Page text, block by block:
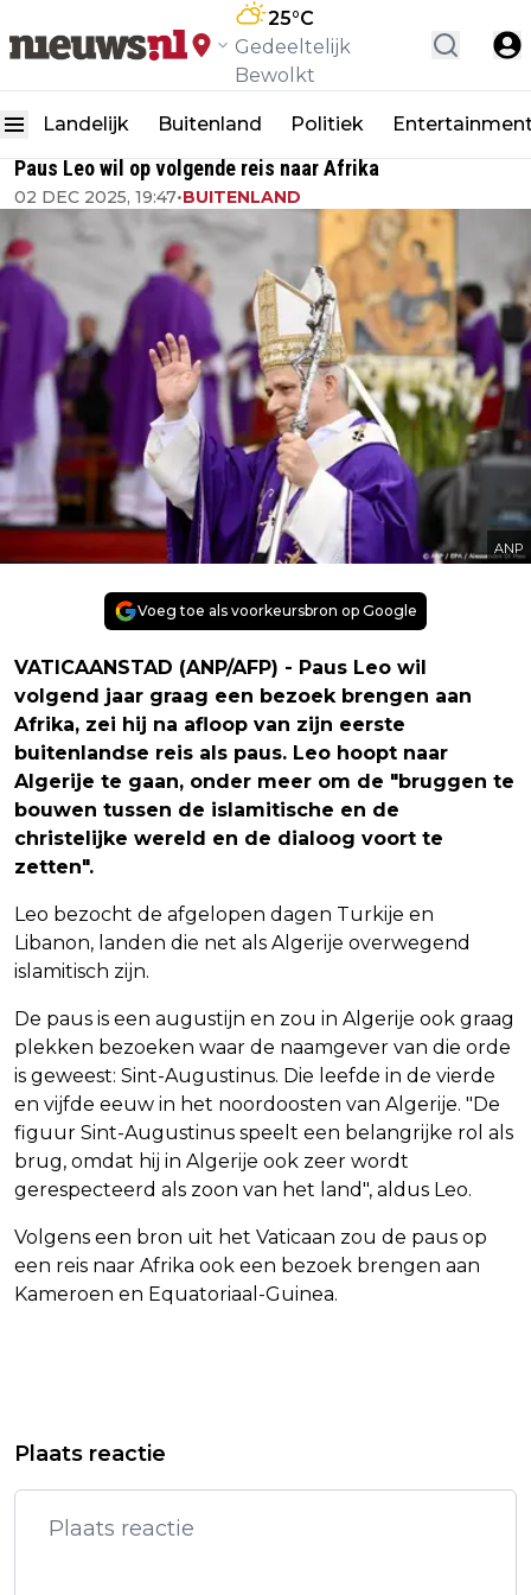
25°C
Gedeeltelijk
Bewolkt
Landelijk Buitenland Politiek
Paus Leo wil op volgende reis naar Afrika
02 DEC 2025, 19:47•BUITENLAND
ANP
Voeg toe als voorkeursbron op Google
VATICAANSTAD (ANP/AFP) - Paus Leo wil
volgend jaar graag een bezoek brengen aan
Afrika, zei hij na afloop van zijn eerste
buitenlandse reis als paus. Leo hoopt naar
Algerije te gaan, onder meer om de "bruggen te
bouwen tussen de islamitische en de
christelijke wereld en de dialoog voort te
zetten".
Leo bezocht de afgelopen dagen Turkije en
Libanon, landen die net als Algerije overwegend
islamitisch zijn.
De paus is een augustijn en zou in Algerije ook graag
plekken bezoeken waar de naamgever van die orde
is geweest: Sint-Augustinus. Die leefde in de vierde
en vijfde eeuw in het noordoosten van Algerije. "De
figuur Sint-Augustinus speelt een belangrijke rol als
brug, omdat hij in Algerije ook zeer wordt
gerespecteerd als zoon van het land", aldus Leo.
Volgens een bron uit het Vaticaan zou de paus op
een reis naar Afrika ook een bezoek brengen aan
Kameroen en Equatoriaal-Guinea.
WILLIAMS TERUG OP LIJST
RECORDBEDRAG VAN 23 MILJOEN
POND VOOR FABERGÉ-EI
Plaats reactie